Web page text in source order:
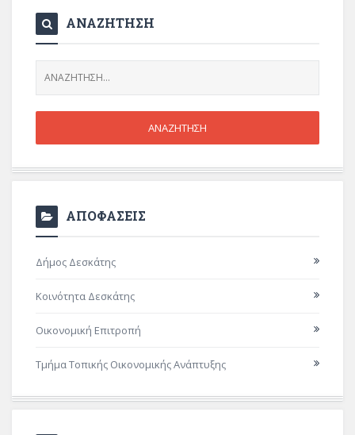
ΑΝΑΖΗΤΗΣΗ
ΑΠΟΦΑΣΕΙΣ
Δήμος Δεσκάτης
Κοινότητα Δεσκάτης
Οικονομική Επιτροπή
Τμήμα Τοπικής Οικονομικής Ανάπτυξης